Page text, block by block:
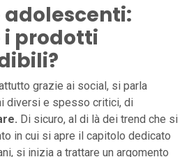
adolescenti:
i prodotti
grazie ai social, si parla
diversi e spesso critici, di
Di sicuro, al di là dei trend che si
in cui si apre il capitolo dedicato
si inizia a trattare un argomento